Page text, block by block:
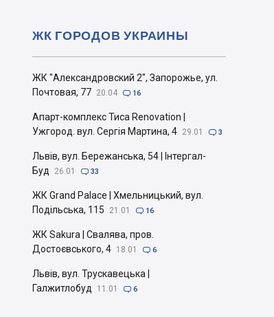
ЖК "Александровский 2", Запорожье, ул.
Почтовая, 77 20.04  16
Апарт-комплекс Тиса Renovation |
Ужгород. вул. Сергія Мартина, 4 29.01  3
Львів, вул. Бережанська, 54 | Інтергал-
Буд
26.01  33
ЖК Grand Palace | Хмельницький, вул.
Подільська, 115
21.01  16
ЖК Sakura | Свалява, пров.
Достоєвського, 4 18.01  6
Львів, вул. Трускавецька |
Галжитлобуд
11.01  6
ЖК ГОРОДОВ УКРАИНЫ